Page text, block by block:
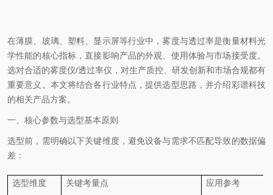
在薄膜、玻璃、塑料、显示屏等行业中，雾度与透过率是衡量材料光
学性能的核心指标，直接影响产品的外观、使用体验与市场接受度。
选对合适的雾度仪/透过率仪，对生产质控、研发创新和市场合规都有
重要意义。本文将结合各行业特点，提供选型思路，并介绍彩谱科技
的相关产品方案。
一、核心参数与选型基本原则
选型前，需明确以下关键维度，避免设备与需求不匹配导致的数据偏
差：
选型维度 关键考量点 应用参考